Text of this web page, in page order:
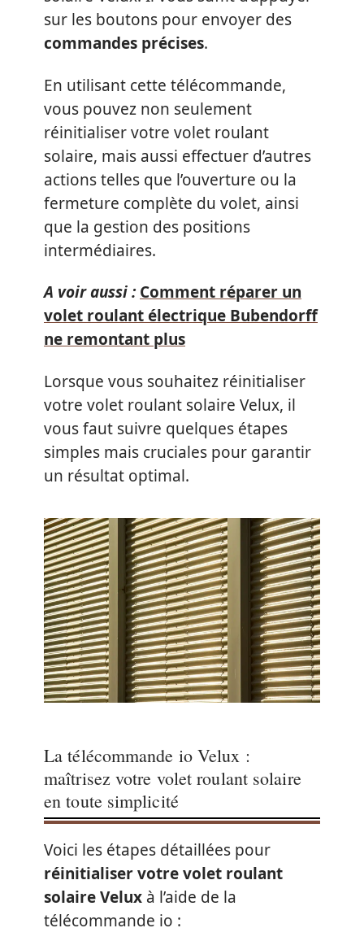
sur les boutons pour envoyer des
commandes précises.
En utilisant cette télécommande,
vous pouvez non seulement
réinitialiser votre volet roulant
solaire, mais aussi effectuer d’autres
actions telles que l’ouverture ou la
fermeture complète du volet, ainsi
que la gestion des positions
intermédiaires.
A voir aussi : Comment réparer un
volet roulant électrique Bubendorff
ne remontant plus
Lorsque vous souhaitez réinitialiser
votre volet roulant solaire Velux, il
vous faut suivre quelques étapes
simples mais cruciales pour garantir
un résultat optimal.
La télécommande io Velux :
maîtrisez votre volet roulant solaire
en toute simplicité
Voici les étapes détaillées pour
réinitialiser votre volet roulant
solaire Velux à l’aide de la
télécommande io :